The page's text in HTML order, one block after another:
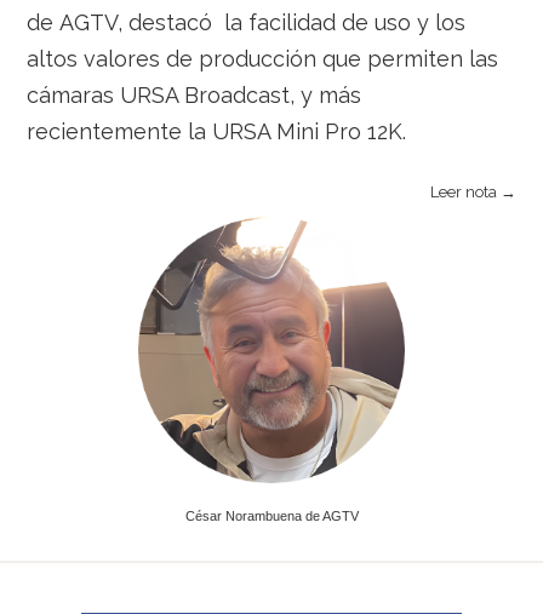
de AGTV, destacó la facilidad de uso y los
altos valores de producción que permiten las
cámaras URSA Broadcast, y más
recientemente la URSA Mini Pro 12K.
Leer nota →
César Norambuena de AGTV